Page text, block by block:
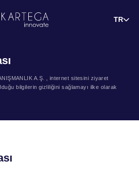
TR
A.Ş. , internet sitesini ziyaret
bilgilerin gizliliğini sağlamayı ilke olarak